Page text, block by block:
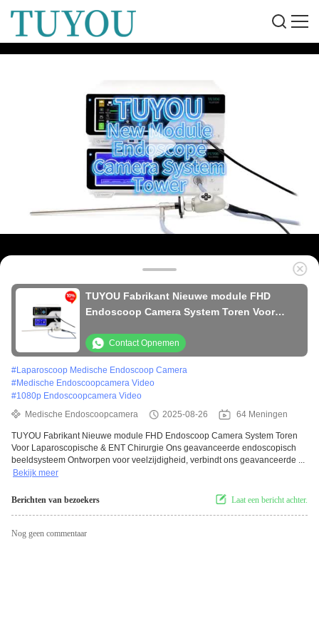
TUYOU Fabrikant Nieuwe module FHD
Endoscoop Camera System Toren Voor
Contact Opnemen
#Laparoscoop Medische Endoscoop Camera
#Medische Endoscoopcamera Video
#1080p Endoscoopcamera Video
Medische Endoscoopcamera
2025-08-26 64 Meningen
TUYOU Fabrikant Nieuwe module FHD Endoscoop Camera System Toren
Voor Laparoscopische & ENT Chirurgie Ons geavanceerde endoscopisch
beeldsysteem Ontworpen voor veelzijdigheid, verbindt ons geavanceerde ...
Bekijk meer
Berichten van bezoekers Laat een bericht achter.
Nog geen commentaar